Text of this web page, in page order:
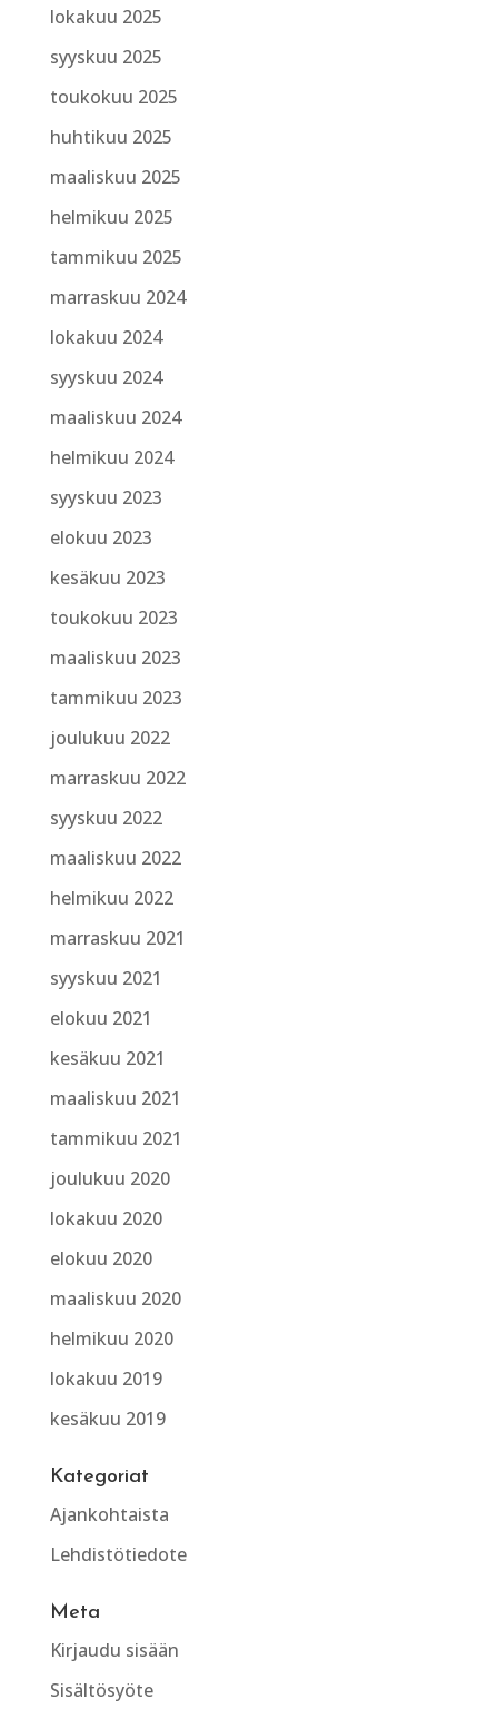
lokakuu 2025
syyskuu 2025
toukokuu 2025
huhtikuu 2025
maaliskuu 2025
helmikuu 2025
tammikuu 2025
marraskuu 2024
lokakuu 2024
syyskuu 2024
maaliskuu 2024
helmikuu 2024
syyskuu 2023
elokuu 2023
kesäkuu 2023
toukokuu 2023
maaliskuu 2023
tammikuu 2023
joulukuu 2022
marraskuu 2022
syyskuu 2022
maaliskuu 2022
helmikuu 2022
marraskuu 2021
syyskuu 2021
elokuu 2021
kesäkuu 2021
maaliskuu 2021
tammikuu 2021
joulukuu 2020
lokakuu 2020
elokuu 2020
maaliskuu 2020
helmikuu 2020
lokakuu 2019
kesäkuu 2019
Kategoriat
Ajankohtaista
Lehdistötiedote
Meta
Kirjaudu sisään
Sisältösyöte